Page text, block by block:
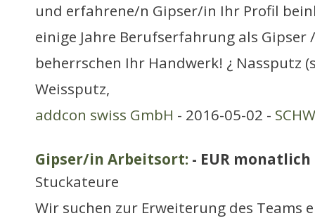
und erfahrene/n Gipser/in Ihr Profil
einige Jahre Berufserfahrung als Gipser
beherrschen Ihr Handwerk! ¿ Nassputz
Weissputz,
addcon swiss GmbH - 2016-05-02 -
Gipser/in Arbeitsort: - EUR monatlich
Stuckateure
Wir suchen zur Erweiterung des Teams